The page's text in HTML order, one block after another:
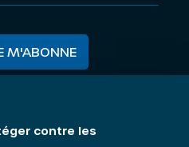
M'ABONNE
contre les